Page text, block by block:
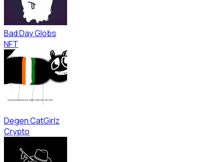
Bad Day Globs
NFT
Degen CatGirlz
Crypto